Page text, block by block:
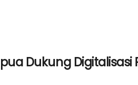
Dukung